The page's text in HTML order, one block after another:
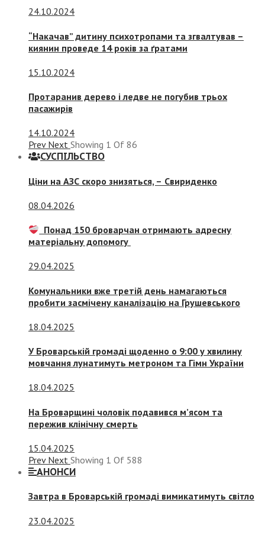
24.10.2024
“Накачав” дитину психотропами та згвалтував –
киянин проведе 14 років за ґратами
15.10.2024
Протаранив дерево і ледве не погубив трьох
пасажирів
14.10.2024
Prev Next Showing 1 Of 86
СУСПIЛЬСТВО
Ціни на АЗС скоро знизяться, – Свириденко
08.04.2026
Понад 150 броварчан отримають адресну
матеріальну допомогу
29.04.2025
Комунальники вже третій день намагаються
пробити засмічену каналізацію на Грушевського
18.04.2025
У Броварській громаді щоденно о 9:00 у хвилину
мовчання лунатимуть метроном та Гімн України
18.04.2025
На Броварщині чоловік подавився м’ясом та
пережив клінічну смерть
15.04.2025
Prev Next Showing 1 Of 588
АНОНСИ
Завтра в Броварській громаді вимикатимуть світло
23.04.2025